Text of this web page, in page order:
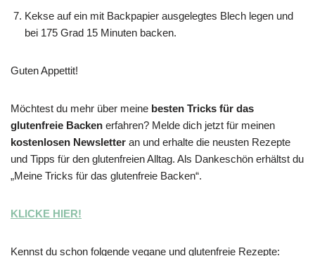
Kekse auf ein mit Backpapier ausgelegtes Blech legen und
bei 175 Grad 15 Minuten backen.
Guten Appettit!
Möchtest du mehr über meine besten Tricks für das
glutenfreie Backen erfahren? Melde dich jetzt für meinen
kostenlosen Newsletter an und erhalte die neusten Rezepte
und Tipps für den glutenfreien Alltag. Als Dankeschön erhältst du
„Meine Tricks für das glutenfreie Backen“.
KLICKE HIER!
Kennst du schon folgende vegane und glutenfreie Rezepte: